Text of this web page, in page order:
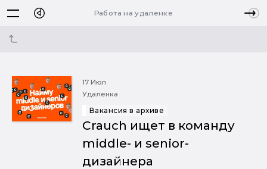
Работа на удаленке
17 Июл
Удаленка
Вакансия в архиве
Crauch ищет в команду
middle- и senior-
дизайнера